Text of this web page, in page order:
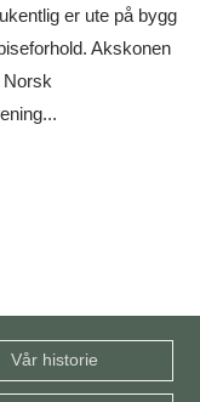
er ute på bygg
Akskonen
Norsk
Vår historie